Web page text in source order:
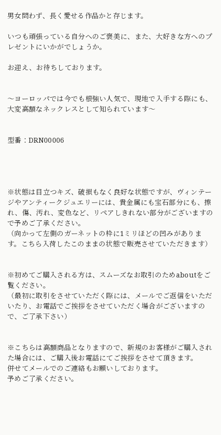
男女問わず、長く愛せる作品かと存じます。
いつも頑張っている自分へのご褒美に、また、大好きな方へのプ
レゼントにいかがでしょうか。
お迎え、お待ちしております。
〜ヨーロッパでは今でも根強い人気で、現地で入手する際にも、
大変高額なネックレスとして知られています〜
型番：DRN00006
※状態は目立つキズ、破損もなく良好な状態ですが、ヴィンテー
ジやアンティークジュエリーには、貴金属にも宝石部分にも、擦
れ、傷、汚れ、変色など、リペアしきれない部分がございますの
で予めご了承ください。
（向かって左側のガーネットの枠に1ミリほどの凹みがありま
す。こちら入荷したこのままの状態で販売させていただきます）
※初めてご購入される方は、スムーズなお取引のためaboutをご
覧ください。
（最初に取引をさせていただく際には、メールでご返信をいただ
いたり、お電話でご挨拶をさせていただく場合がございますの
で、ご了承下さい）
※こちらは高額商品となりますので、新規のお客様がご購入され
た場合には、ご購入後お電話にてご挨拶をさせて頂きます。
併せてメールでのご連絡もお願いしております。
予めご了承ください。